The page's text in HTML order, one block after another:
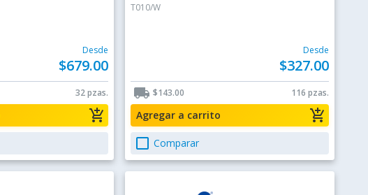
Desde
$679.00
32 pzas.
add_shopping_cart
T010/W
Desde
$327.00
local_shipping $143.00 116 pzas.
add_shopping_cart
Agregar a carrito
check_box_outline_blank Comparar